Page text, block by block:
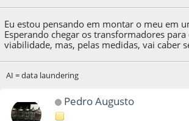
Eu estou pensando em montar o meu em
Esperando chegar os transformadores
viabilidade, mas, pelas medidas, vai caber
AI = data laundering
Pedro Augusto